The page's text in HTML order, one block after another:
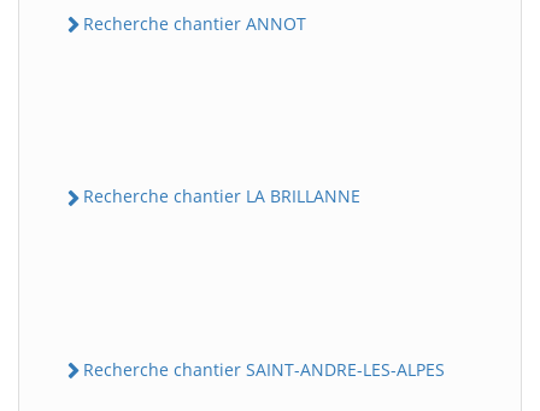
Recherche chantier ANNOT
Recherche chantier LA BRILLANNE
Recherche chantier SAINT-ANDRE-LES-ALPES